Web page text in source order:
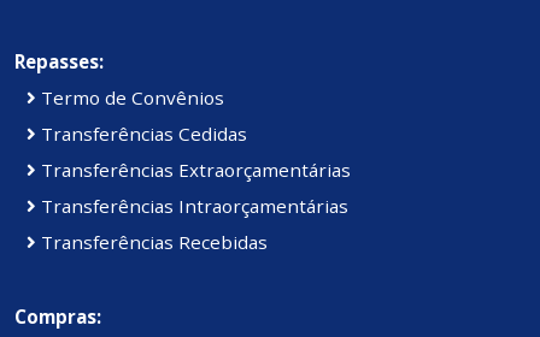
Repasses:
Termo de Convênios
Transferências Cedidas
Transferências Extraorçamentárias
Transferências Intraorçamentárias
Transferências Recebidas
Compras: